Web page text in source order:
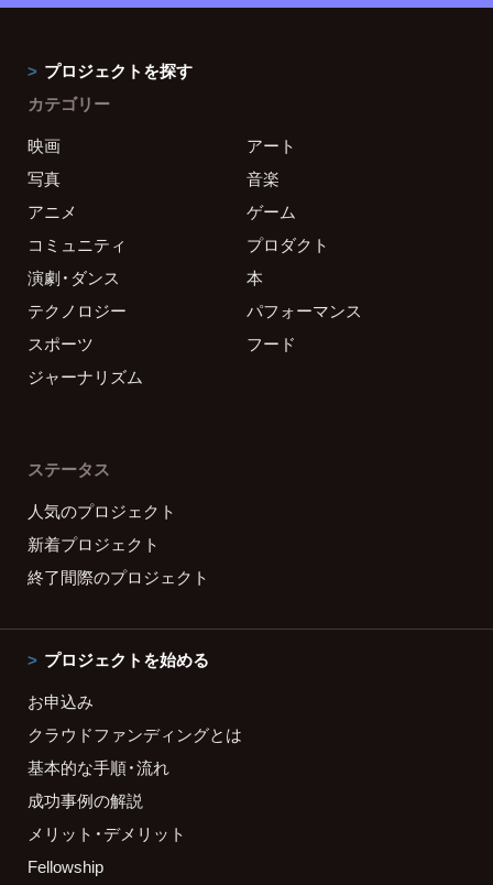
プロジェクトを探す
カテゴリー
映画
アート
写真
音楽
アニメ
ゲーム
コミュニティ
プロダクト
演劇・ダンス
本
テクノロジー
パフォーマンス
スポーツ
フード
ジャーナリズム
ステータス
人気のプロジェクト
新着プロジェクト
終了間際のプロジェクト
プロジェクトを始める
お申込み
クラウドファンディングとは
基本的な手順・流れ
成功事例の解説
メリット・デメリット
Fellowship